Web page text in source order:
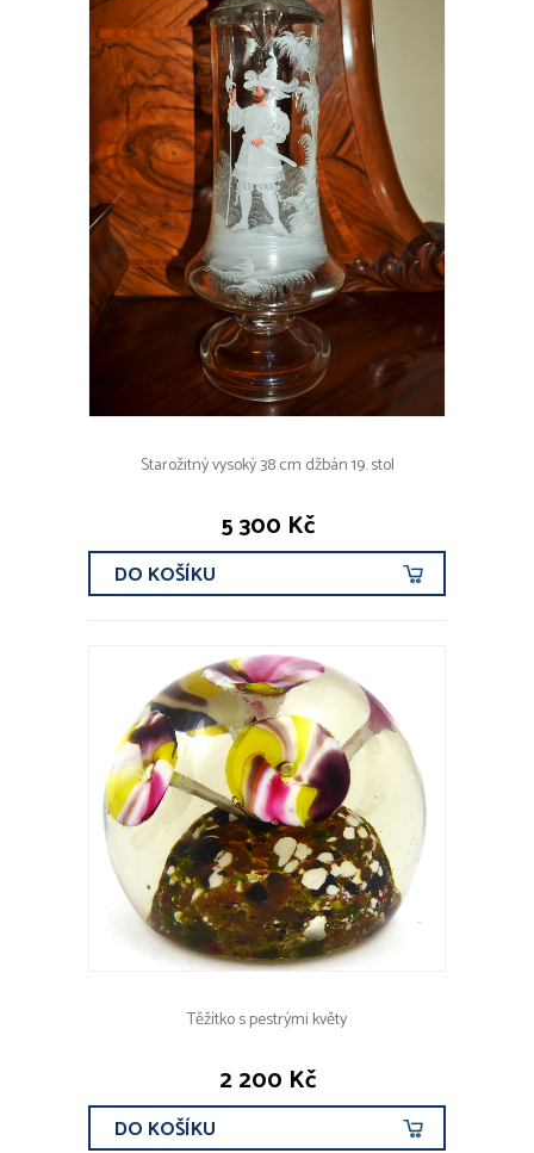
Starožitný vysoký 38 cm džbán 19. stol
5 300 Kč
DO KOŠÍKU
Těžítko s pestrými květy
2 200 Kč
DO KOŠÍKU